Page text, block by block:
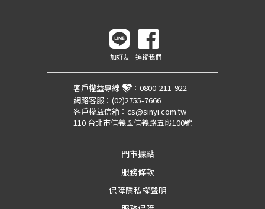
加好友 追蹤我們
客戶權益專線 ： 0800-211-922
網路客服： (02)2755-7666
客戶權益信箱： cs@sinyi.com.tw
110 台北市信義區信義路五段100號
門市據點
服務條款
保障隱私權聲明